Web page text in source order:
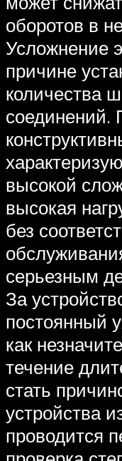
оборотов в
Усложнение
причине
количества
соединений.
высокой
высокая
без
серьезным
За
постоянный
как
течение
стать
устройства
проводится